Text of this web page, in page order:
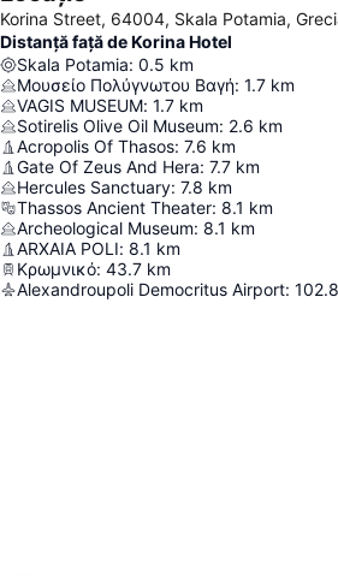
Korina Street, 64004, Skala Potamia,
Distanță față de Korina Hotel
Skala Potamia: 0.5 km
Μουσείο Πολύγνωτου Βαγή: 1.7 km
VAGIS MUSEUM: 1.7 km
Sotirelis Olive Oil Museum: 2.6 km
Acropolis Of Thasos: 7.6 km
Gate Of Zeus And Hera: 7.7 km
Hercules Sanctuary: 7.8 km
Thassos Ancient Theater: 8.1 km
Archeological Museum: 8.1 km
ARXAIA POLI: 8.1 km
Κρωμνικό: 43.7 km
Alexandroupoli Democritus Airport: 102.8